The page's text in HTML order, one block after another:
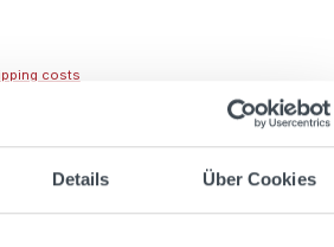
Details Über Cookies
costs